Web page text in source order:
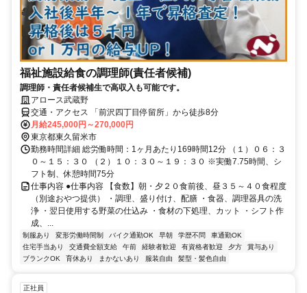
福祉施設給食の調理師(責任者候補)
調理師・責任者候補生で高収入も可能です。
アロース武蔵野
交通・アクセス 「前沢四丁目停留所」から徒歩8分
月給245,000円～270,000円
東京都東久留米市
勤務時間詳細 総労働時間：1ヶ月あたり169時間12分 （１）０６：３
０～１５：３０ （２）１０：３０～１９：３０ ※実働7.75時間、シ
フト制、休憩時間75分
仕事内容 ●仕事内容 【食数】朝・夕２０食前後、昼３５～４０食程度
（別途おやつ提供） ・調理、盛り付け、配膳 ・食器、調理器具の洗
浄 ・翌日使用する野菜の仕込み ・食材の下処理、カット ・シフト作
成、...
制服あり 変形労働時間制 バイク通勤OK 早朝 学歴不問
車通勤OK
住宅手当あり
交通費全額支給 午前 経験者歓迎 有資格者歓迎 夕方
賞与あり
ブランクOK
育休あり まかないあり 服装自由 髪型・髪色自由
正社員